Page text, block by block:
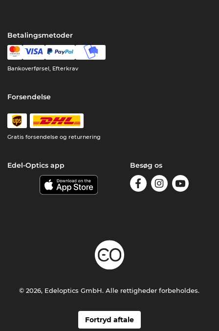
Betalingsmetoder
Bankoverførsel, Efterkrav
Forsendelse
Gratis forsendelse og returnering
Edel-Optics app Besøg os
Fortryd aftale
© 2026, Edeloptics GmbH. Alle rettigheder forbeholdes.